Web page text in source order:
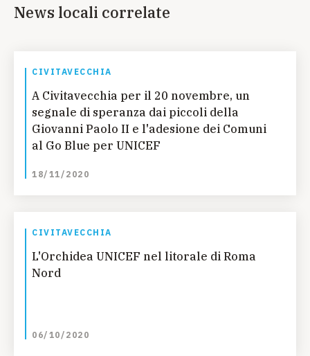
News locali correlate
CIVITAVECCHIA
A Civitavecchia per il 20 novembre, un
segnale di speranza dai piccoli della
Giovanni Paolo II e l'adesione dei Comuni
al Go Blue per UNICEF
18/11/2020
CIVITAVECCHIA
L'Orchidea UNICEF nel litorale di Roma
Nord
06/10/2020